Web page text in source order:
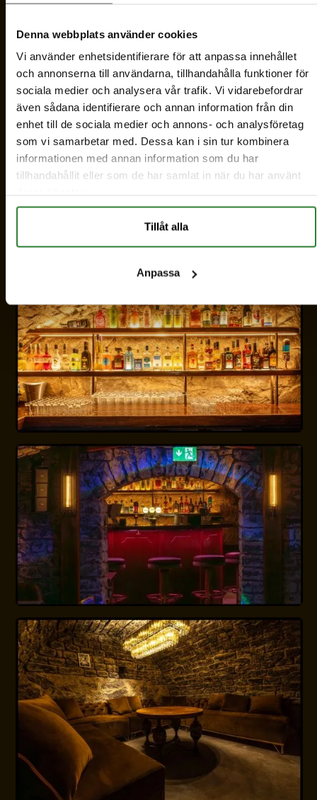
Denna webbplats använder cookies
Vi använder enhetsidentifierare för att anpassa innehållet
och annonserna till användarna, tillhandahålla funktioner för
sociala medier och analysera vår trafik. Vi vidarebefordrar
även sådana identifierare och annan information från din
enhet till de sociala medier och annons- och analysföretag
som vi samarbetar med. Dessa kan i sin tur kombinera
informationen med annan information som du har
tillhandahållit eller som de har samlat in när du har använt
Tillåt alla
Anpassa
livliga quizkvällar. Ljudet studsar mjukt mot
stenvalven och ger en känsla som inte går att
återskapa i en vanlig lokal. Vill du boka Potatis
Bunkern för ett privat event, födelsedagsfirande
eller företagskväll?
Kontakta oss så skräddarsyr vi en kväll i en miljö
som garanterat imponerar på dina gäster.
Kontakta oss
GALLERI